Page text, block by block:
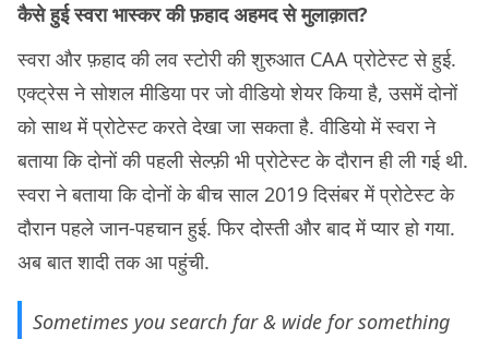
कैसे हुई स्वरा भास्कर की फ़हाद अहमद से मुलाक़ात?
स्वरा और फ़हाद की लव स्टोरी की शुरुआत CAA प्रोटेस्ट से हुई.
एक्ट्रेस ने सोशल मीडिया पर जो वीडियो शेयर किया है, उसमें दोनों
को साथ में प्रोटेस्ट करते देखा जा सकता है. वीडियो में स्वरा ने
बताया कि दोनों की पहली सेल्फ़ी भी प्रोटेस्ट के दौरान ही ली गई थी.
स्वरा ने बताया कि दोनों के बीच साल 2019 दिसंबर में प्रोटेस्ट के
दौरान पहले जान-पहचान हुई. फिर दोस्ती और बाद में प्यार हो गया.
अब बात शादी तक आ पहुंची.
Sometimes you search far & wide for something